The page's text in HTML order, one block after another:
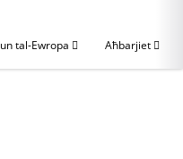
tal-Ewropa Aħbarjiet